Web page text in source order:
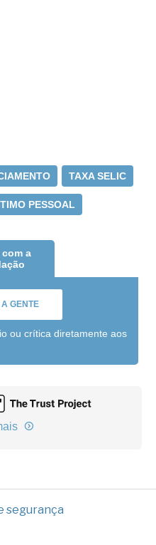
TAXA SELIC
PESSOAL
com a
A GENTE
ou crítica diretamente aos
segurança